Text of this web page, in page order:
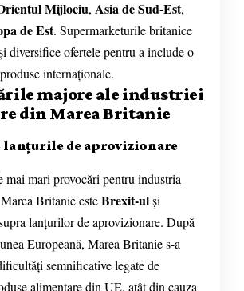
Mijlociu, Asia de Sud-Est,
de Est. Supermarketurile britanice
diversifice ofertele pentru a include o
internaționale.
majore ale industriei
din Marea Britanie
de aprovizionare
mai mari provocări pentru industria
Britanie esteBrexit-ulși
lanțurilor de aprovizionare. După
Europeană, Marea Britanie s-a
semnificative legate de
alimentare din UE, atât din cauza